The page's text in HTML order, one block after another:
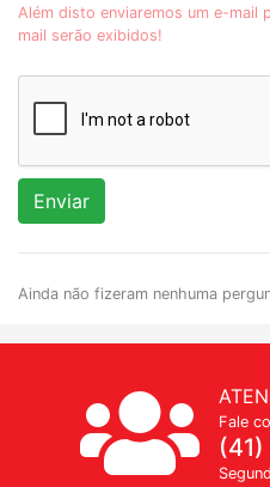
Além disto enviaremos um e-mail
mail serão exibidos!
Enviar
Ainda não fizeram nenhuma
Fale